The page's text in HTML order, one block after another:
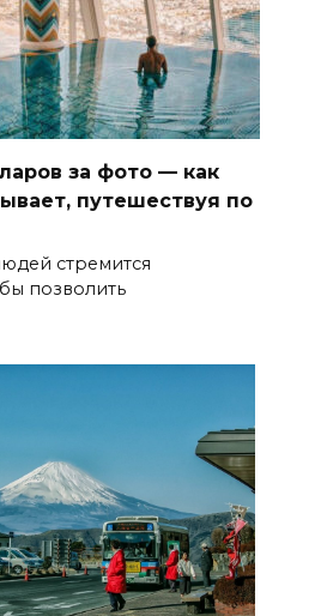
за фото — как
путешествуя по
стремится
позволить